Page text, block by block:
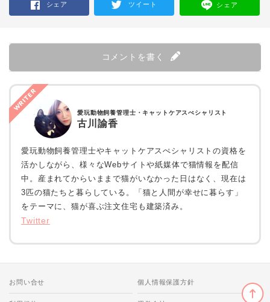
シェア ツイート シェア
コメントを書く
WRITER 愛玩動物飼養管理士・キャットケアスぺシャリスト
古川諭香
愛玩動物飼養管理士やキャットケアスぺシャリストの資格を
活かしながら、様々なWebサイトや紙媒体で猫情報を配信
中。産まれてからいままで猫がいなかった日はなく、現在は
3匹の猫たちと暮らしている。「猫と人間が幸せに暮らす」
をテーマに、猫が喜ぶ注文住宅も建築済み。
Twitter
お問い合せ 個人情報保護方針